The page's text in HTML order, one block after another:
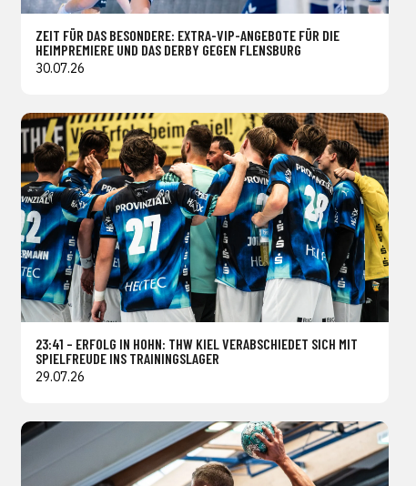
ZEIT FÜR DAS BESONDERE: EXTRA-VIP-ANGEBOTE FÜR DIE
HEIMPREMIERE UND DAS DERBY GEGEN FLENSBURG
30.07.26
23:41 – ERFOLG IN HOHN: THW KIEL VERABSCHIEDET SICH MIT
SPIELFREUDE INS TRAININGSLAGER
29.07.26